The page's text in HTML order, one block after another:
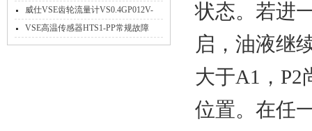
威仕VSE齿轮流量计VS0.4GP012V-
32N11/X工作原理
VSE高温传感器HTS1-PP常规故障
状态。若进
启，油液继
大于A1，P2
位置。在任